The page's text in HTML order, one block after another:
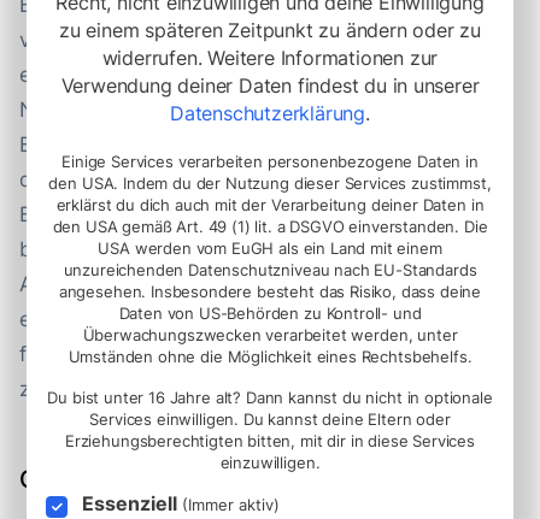
Botschaften zu verfassen, die prägnant und leicht
verständlich sind und eine kohärente Geschichte
erzählen, kann viel schwieriger sein, als du denkst.
Nachdem du den Prozess der Entwicklung von
Botschaften für verschiedene Zielgruppen
durchlaufen hast (ein externer Moderator oder
Berater kann eine große Hilfe sein), wirst du viel
besser darauf vorbereitet sein, deine
Arbeitgebermarke zu erklären. Und wenn du erst
einmal deine Stimme gefunden hast, wirst du
feststellen, dass die Leute plötzlich viel mehr
zuhören.
Checkliste für deine Botschaften
zu einem späteren Zeitpunkt zu ändern oder zu
widerrufen. Weitere Informationen zur
Verwendung deiner Daten findest du in unserer
Datenschutzerklärung.
Einige Services verarbeiten personenbezogene Daten in
den USA. Indem du der Nutzung dieser Services zustimmst,
erklärst du dich auch mit der Verarbeitung deiner Daten in
den USA gemäß Art. 49 (1) lit. a DSGVO einverstanden. Die
USA werden vom EuGH als ein Land mit einem
unzureichenden Datenschutzniveau nach EU-Standards
angesehen. Insbesondere besteht das Risiko, dass deine
Daten von US-Behörden zu Kontroll- und
Überwachungszwecken verarbeitet werden, unter
Umständen ohne die Möglichkeit eines Rechtsbehelfs.
Du bist unter 16 Jahre alt? Dann kannst du nicht in optionale
Services einwilligen. Du kannst deine Eltern oder
Erziehungsberechtigten bitten, mit dir in diese Services
einzuwilligen.
Essenziell (Immer aktiv)